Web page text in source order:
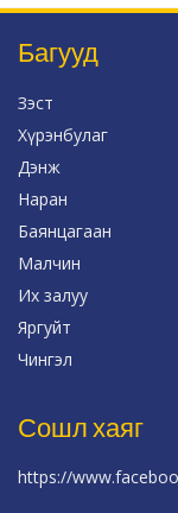
Багууд
Зэст
Хүрэнбулаг
Дэнж
Наран
Баянцагаан
Малчин
Их залуу
Яргуйт
Чингэл
Сошл хаяг
https://